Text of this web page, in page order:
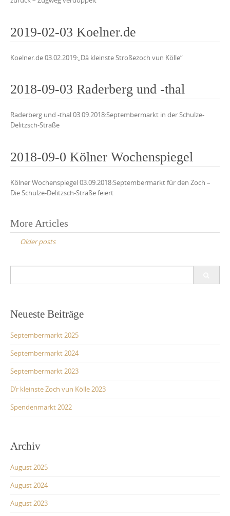
2019-02-03 Koelner.de
Koelner.de 03.02.2019:„Dä kleinste Stroßezoch vun Kölle“
2018-09-03 Raderberg und -thal
Raderberg und -thal 03.09.2018:Septembermarkt in der Schulze-
Delitzsch-Straße
2018-09-0 Kölner Wochenspiegel
Kölner Wochenspiegel 03.09.2018:Septembermarkt für den Zoch –
Die Schulze-Delitzsch-Straße feiert
Posts
navigation
More Articles
Older posts
Neueste Beiträge
Septembermarkt 2025
Septembermarkt 2024
Septembermarkt 2023
D’r kleinste Zoch vun Kölle 2023
Spendenmarkt 2022
Archiv
August 2025
August 2024
August 2023